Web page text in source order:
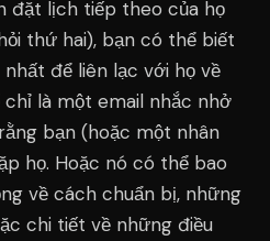
đặt lịch tiếp theo của họ
thứ hai), bạn có thể biết
để liên lạc với họ về
là một email nhắc nhở
bạn (hoặc một nhân
họ. Hoặc nó có thể bao
về cách chuẩn bị, những
chi tiết về những điều